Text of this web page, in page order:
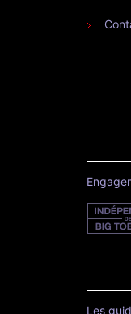
Les